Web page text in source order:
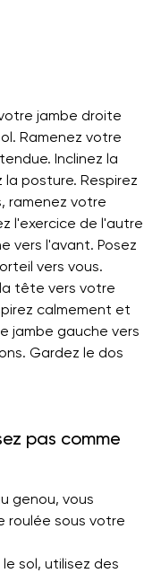
jambe droite
Ramenez votre
Inclinez la
posture. Respirez
ramenez votre
l'exercice de l'autre
vers l'avant. Posez
vers vous.
tête vers votre
calmement et
jambe gauche vers
Gardez le dos
pas comme
genou, vous
roulée sous votre
sol, utilisez des